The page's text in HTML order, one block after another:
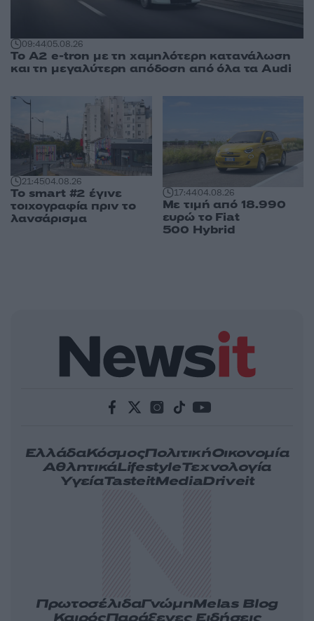
09:4405.08.26
Το A2 e-tron με τη χαμηλότερη κατανάλωση
και τη μεγαλύτερη απόδοση από όλα τα Audi
21:4504.08.26
Το smart #2 έγινε
τοιχογραφία πριν το
λανσάρισμα
17:4404.08.26
Με τιμή από 18.990
ευρώ το Fiat
500 Hybrid
ΕλλάδαΚόσμοςΠολιτικήΟικονομία
ΑθλητικάLifestyleΤεχνολογία
ΥγείαTasteitMediaDriveit
ΠρωτοσέλιδαΓνώμηMelas Blog